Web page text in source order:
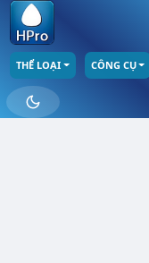
THỂ LOẠI CÔNG CỤ